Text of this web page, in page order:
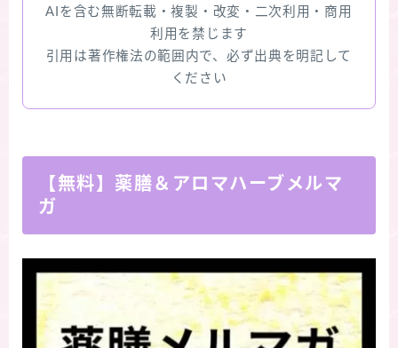
AIを含む無断転載・複製・改変・二次利用・商用
利用を禁じます
引用は著作権法の範囲内で、必ず出典を明記して
ください
【無料】薬膳＆アロマハーブメルマ
ガ